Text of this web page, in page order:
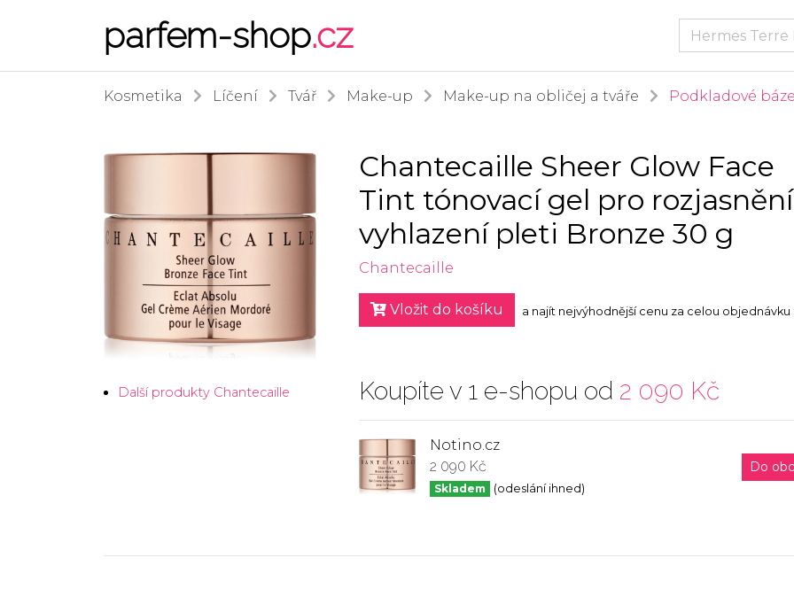
parfem-shop.cz
Kosmetika Líčení Tvář Make-up Make-up na obličej a tváře Podkladové
Další produkty Chantecaille
Chantecaille Sheer Glow Face
Tint tónovací gel pro
vyhlazení pleti Bronze 30 g
Chantecaille
Vložit do košíku a najít nejvýhodnější cenu za celou objednávku
Koupíte v 1 e-shopu od 2 090 Kč
Notino.cz
2 090 Kč
Skladem (odeslání ihned)
Do